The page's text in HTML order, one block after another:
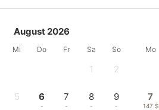
August 2026
Mi Do Fr Sa So
1 2
5 6
-
7
-
8
-
9
-
Mo
7
147 $